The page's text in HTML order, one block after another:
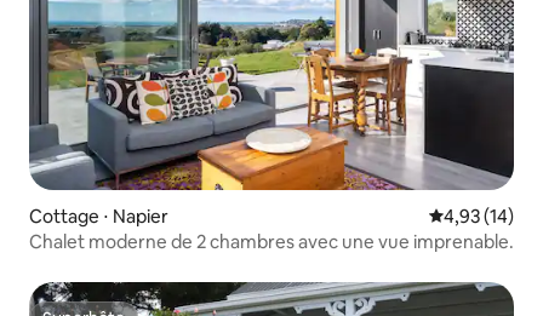
Cottage ⋅ Napier Évaluation
4,93 (14)
Chalet moderne de 2 chambres avec une vue imprenable.